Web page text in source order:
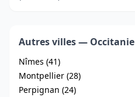
Autres villes — Occitanie
Nîmes (41)
Montpellier (28)
Perpignan (24)